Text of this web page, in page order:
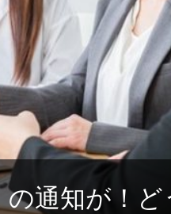
の通知が！